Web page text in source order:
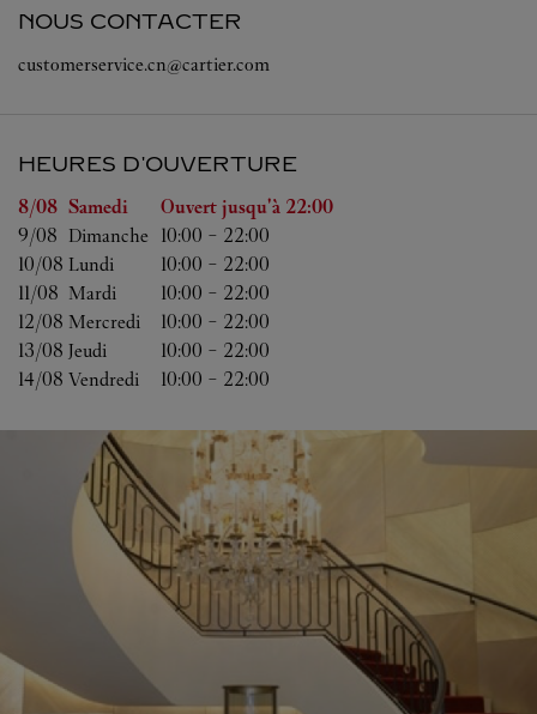
NOUS CONTACTER
customerservice.cn@cartier.com
HEURES D'OUVERTURE
Jour de la semaine Heures d'ouverture
8/08 Samedi Ouvert jusqu'à 22:00
9/08 Dimanche 10:00 - 22:00
10/08 Lundi 10:00 - 22:00
11/08 Mardi 10:00 - 22:00
12/08 Mercredi 10:00 - 22:00
13/08 Jeudi 10:00 - 22:00
14/08 Vendredi 10:00 - 22:00